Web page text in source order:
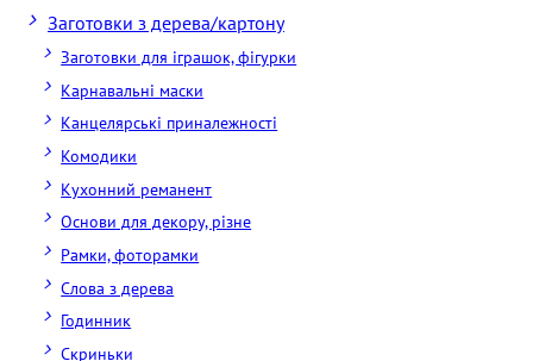
Заготовки з дерева/картону
Заготовки для іграшок, фігурки
Карнавальні маски
Канцелярські приналежності
Комодики
Кухонний реманент
Основи для декору, різне
Рамки, фоторамки
Слова з дерева
Годинник
Скриньки